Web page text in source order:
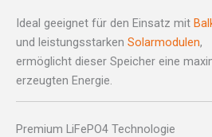
Ideal geeignet für den Einsatz mit
und leistungsstarken Solarmodulen,
ermöglicht dieser Speicher eine
erzeugten Energie.
Premium LiFePO4 Technologie